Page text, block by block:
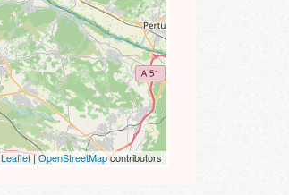
Leaflet|OpenStreetMapcontributors